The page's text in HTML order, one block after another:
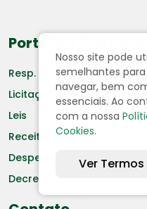
Portal da
Resp. Fiscal
Licitação
Leis
Receitas
Despesas
Decretos
Nosso site pode
semelhantes
navegar, bem
essenciais. Ao
com a nossa
Cookies.
Ver Termos